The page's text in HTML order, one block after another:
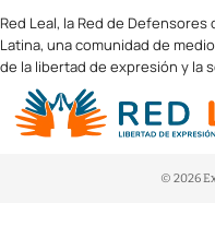
Red Leal, la Red de
Latina, una comunidad de
de la libertad de expresión y la
© 2026